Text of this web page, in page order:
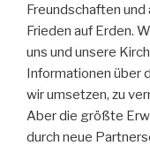
Freundschaften
Frieden auf Erden.
uns und unsere
Informationen über
wir umsetzen, zu
Aber die größte
durch neue